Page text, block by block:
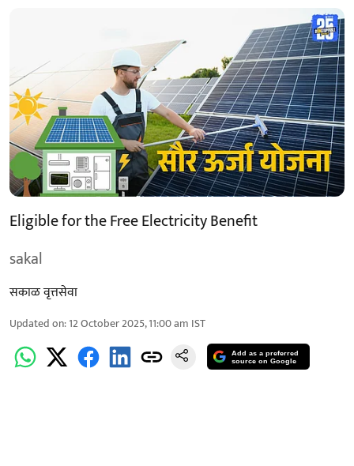
Eligible for the Free Electricity Benefit
sakal
सकाळ वृत्तसेवा
Updated on:12 October 2025, 11:00 am IST
Add as a preferred
source on Google